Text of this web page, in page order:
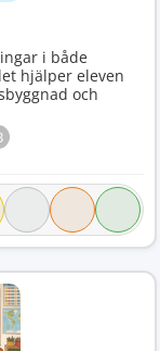
i både
hjälper eleven
och